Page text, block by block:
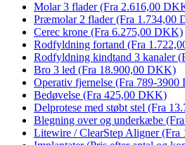
Molar 3 flader(Fra 2.616,00
Præmolar 2 flader(Fra 1.734,00
Cerec krone (Fra 6.275,00 DKK)
Rodfyldning fortand (Fra
Rodfyldning kindtand 3 kanaler
Bro 3 led (Fra 18.900,00 DKK)
Operativ fjernelse (Fra 789-
Bedøvelse (Fra 425,00 DKK)
Delprotese med støbt stel (Fra
Blegning over og underkæbe
Litewire / ClearStep Aligner(Fra